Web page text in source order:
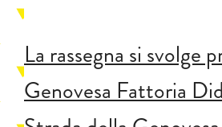
La rassegna si svolge
Genovesa Fattoria